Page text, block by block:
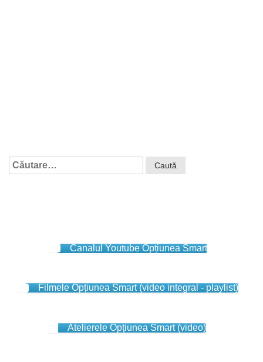
Caută
după:
Canalul Youtube Opțiunea Smart
Filmele Opțiunea Smart (video integral - playlist)
Atelierele Opțiunea Smart (video)